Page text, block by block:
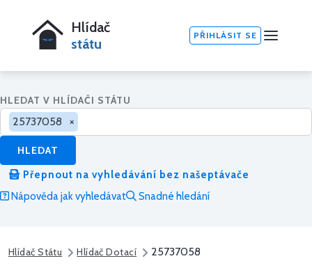
Hlídač
státu
PŘIHLÁSIT SE
HLEDAT V HLÍDAČI STÁTU
25737058 ×
HLEDAT
Přepnout na vyhledávání bez našeptávače
Nápověda jak vyhledávat
Snadné hledání
Hlídač Státu Hlídač Dotací 25737058